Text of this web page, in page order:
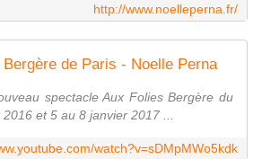
http://www.noelleperna.fr/
de Paris - Noelle Perna
spectacle Aux Folies Bergère du
et 5 au 8 janvier 2017 ...
watch?v=sDMpMWo5kdk